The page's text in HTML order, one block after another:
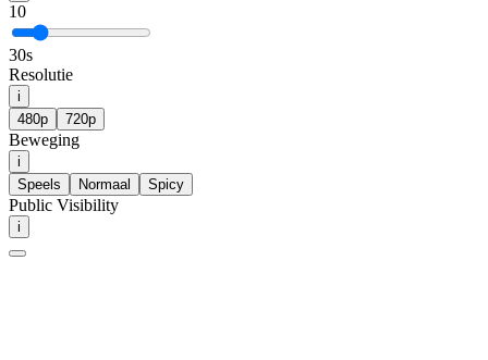
10
30s
Resolutie
i
480p
720p
Beweging
i
Speels
Normaal Spicy
Public Visibility
i